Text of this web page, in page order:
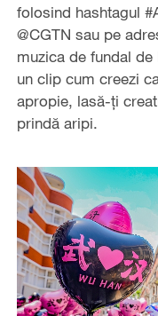
folosind hashtagul
@CGTN sau pe
muzica de fundal
un clip cum creezi
apropie, lasă-ți
prindă aripi.